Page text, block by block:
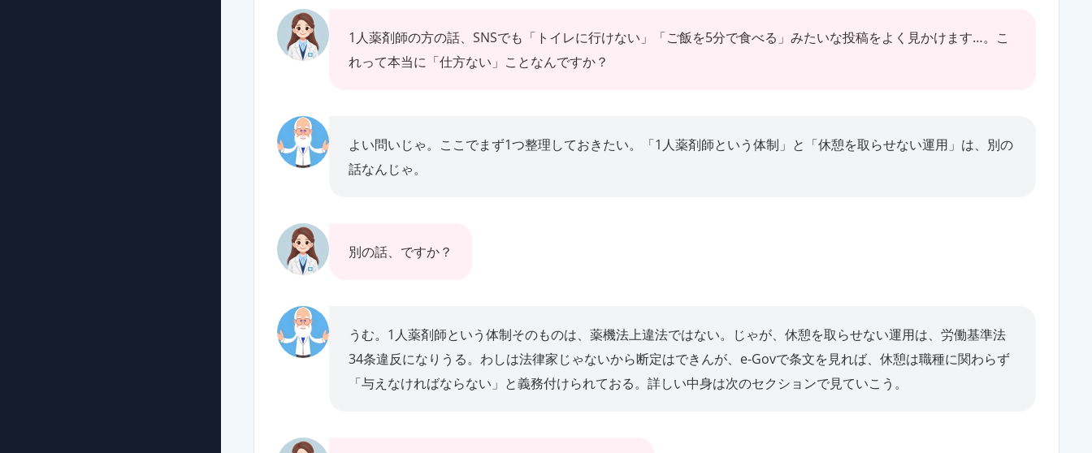
1人薬剤師の方の話、SNSでも「トイレに行けない」「ご飯を5分で食べる」みたいな投稿をよく見かけます…。こ
れって本当に「仕方ない」ことなんですか？
よい問いじゃ。ここでまず1つ整理しておきたい。「1人薬剤師という体制」と「休憩を取らせない運用」は、別の
話なんじゃ。
別の話、ですか？
うむ。1人薬剤師という体制そのものは、薬機法上違法ではない。じゃが、休憩を取らせない運用は、労働基準法
34条違反になりうる。わしは法律家じゃないから断定はできんが、e-Govで条文を見れば、休憩は職種に関わらず
「与えなければならない」と義務付けられておる。詳しい中身は次のセクションで見ていこう。